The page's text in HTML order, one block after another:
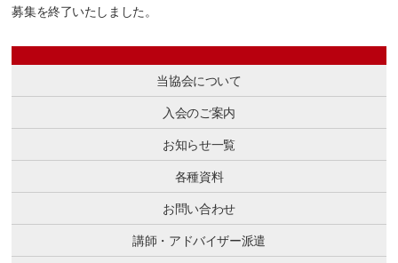
募集を終了いたしました。
当協会について
入会のご案内
お知らせ一覧
各種資料
お問い合わせ
講師・アドバイザー派遣